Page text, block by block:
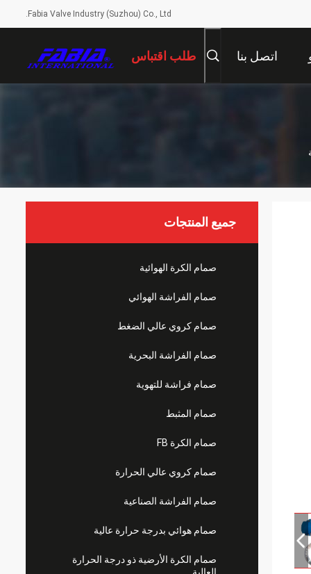
Fabia Valve Industry (Suzhou) Co., Ltd.
اتصل بنا طلب اقتباس
جميع المنتجات
صمام الكرة الهوائية
صمام الفراشة الهوائي
صمام كروي عالي الضغط
صمام الفراشة البحرية
صمام فراشة للتهوية
صمام المثبط
صمام الكرة FB
صمام كروي عالي الحرارة
صمام الفراشة الصناعية
صمام هوائي بدرجة حرارة عالية
صمام الكرة الأرضية ذو درجة الحرارة